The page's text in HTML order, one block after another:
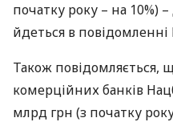
початку року – на 10%)
йдеться в повідомленні
Також повідомляється,
комерційних банків
млрд грн (з початку